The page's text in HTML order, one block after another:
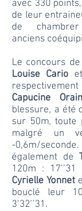
avec 330
de leur
de
anciens
Le concours
Louise Cario
Capucine Orain
blessure, a été
sur 50m, toute
malgré un
-0,6m/
également de
120m :
Cyrielle Yonnet
bouclé leur
3’32’’31.